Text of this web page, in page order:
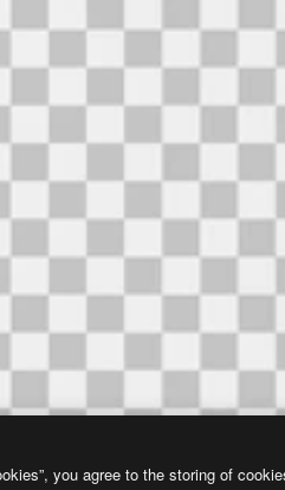
you agree to the storing of